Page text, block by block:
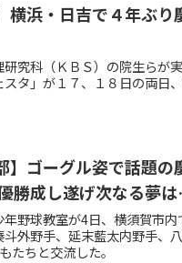
横浜・日吉で４年ぶ
究科（ＫＢＳ）の院生らが
タ」が１７、１８日の両日
ゴーグル姿で話題の
勝成し遂げ次なる夢
野球教室が4日、横須賀市内
外野手、延末藍太内野手、
たちと交流した。